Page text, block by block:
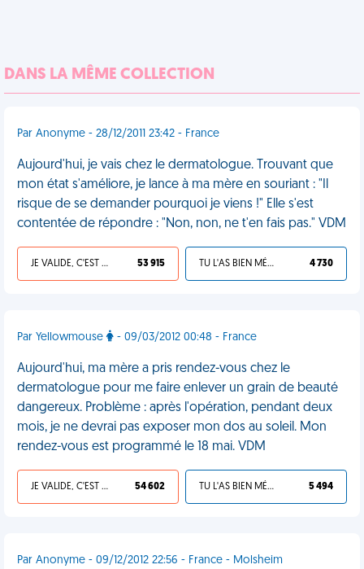
DANS LA MÊME COLLECTION
Par Anonyme - 28/12/2011 23:42 - France
Aujourd'hui, je vais chez le dermatologue. Trouvant que
mon état s'améliore, je lance à ma mère en souriant : "Il
risque de se demander pourquoi je viens !" Elle s'est
contentée de répondre : "Non, non, ne t'en fais pas." VDM
JE VALIDE, C'EST UNE VDM 53 915 TU L'AS BIEN MÉRITÉ 4 730
Par Yellowmouse - 09/03/2012 00:48 - France
Aujourd'hui, ma mère a pris rendez-vous chez le
dermatologue pour me faire enlever un grain de beauté
dangereux. Problème : après l'opération, pendant deux
mois, je ne devrai pas exposer mon dos au soleil. Mon
rendez-vous est programmé le 18 mai. VDM
JE VALIDE, C'EST UNE VDM 54 602 TU L'AS BIEN MÉRITÉ 5 494
Par Anonyme - 09/12/2012 22:56 - France - Molsheim